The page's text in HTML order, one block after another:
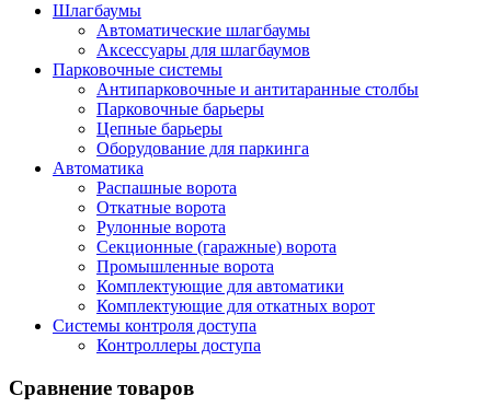
Шлагбаумы
Автоматические шлагбаумы
Аксессуары для шлагбаумов
Парковочные системы
Антипарковочные и антитаранные столбы
Парковочные барьеры
Цепные барьеры
Оборудование для паркинга
Автоматика
Распашные ворота
Откатные ворота
Рулонные ворота
Секционные (гаражные) ворота
Промышленные ворота
Комплектующие для автоматики
Комплектующие для откатных ворот
Системы контроля доступа
Контроллеры доступа
Сравнение товаров